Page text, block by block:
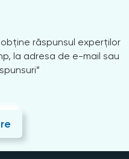
răspunsul experților
la adresa de e-mail sau